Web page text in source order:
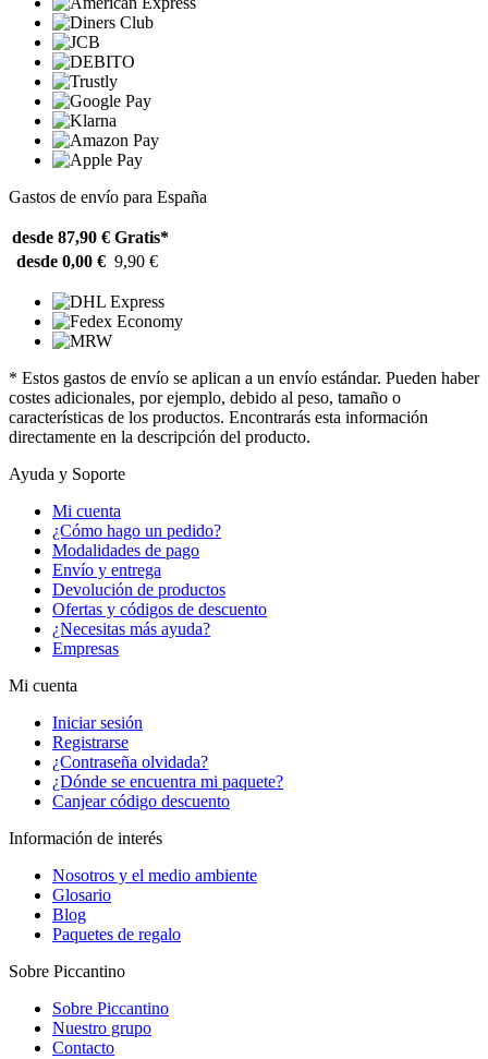
Gastos de envío para España
desde 87,90 € Gratis*
desde 0,00 € 9,90 €
* Estos gastos de envío se aplican a un envío estándar. Pueden haber
costes adicionales, por ejemplo, debido al peso, tamaño o
características de los productos. Encontrarás esta información
directamente en la descripción del producto.
Ayuda y Soporte
Mi cuenta
¿Cómo hago un pedido?
Modalidades de pago
Envío y entrega
Devolución de productos
Ofertas y códigos de descuento
¿Necesitas más ayuda?
Empresas
Mi cuenta
Iniciar sesión
Registrarse
¿Contraseña olvidada?
¿Dónde se encuentra mi paquete?
Canjear código descuento
Información de interés
Nosotros y el medio ambiente
Glosario
Blog
Paquetes de regalo
Sobre Piccantino
Sobre Piccantino
Nuestro grupo
Contacto